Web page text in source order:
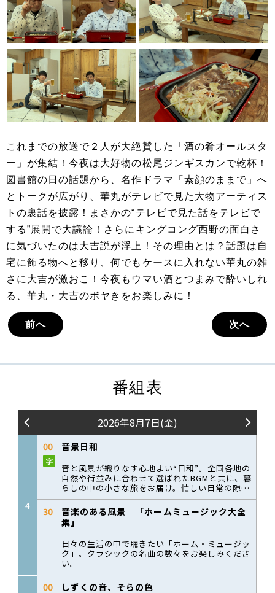
これまでの放送で２人が大絶賛した「酒の肴オールスタ
ー」が集結！今夜は大好物の松尾ジンギスカンで乾杯！
図書館の日の話題から、名作ドラマ「素顔のままで」へ
とトークが広がり、華丸がテレビで見た大物アーティス
トの裏話を披露！まさかの“テレビで見た話をテレビで
する”展開で大議論！さらにキングコング西野の面白さ
に気づいたのは大吉説が浮上！その理由とは？話題は自
宅に飾る物へと移り、何でもケースに入れない華丸の雑
さに大吉が激おこ！今夜もウマい酒とつまみで酔いしれ
る、華丸・大吉のボヤきをお楽しみに！
前へ 次へ
番組表